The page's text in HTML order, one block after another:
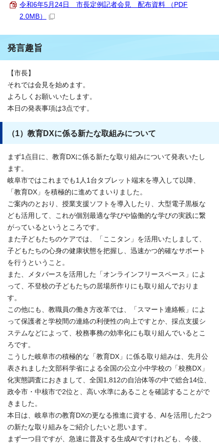
令和6年5月24日 市長定例記者会見 配布資料 （PDF
2.0MB）
発言趣旨
【市長】
それでは会見を始めます。
よろしくお願いいたします。
本日の発表事項は3点です。
（1）教育DXに係る新たな取組みについて
まず1点目に、教育DXに係る新たな取り組みについて発表いたし
ます。
岐阜市ではこれまでも1人1台タブレット端末を導入して以降、
「教育DX」を積極的に進めてまいりました。
ご案内のとおり、授業支援ソフトを導入したり、大型電子黒板な
ども活用して、これが個別最適な学びや協働的な学びの実践に繋
がっているというところです。
また子どもたちのケアでは、「ここタン」を活用いたしまして、
子どもたちの心身の健康状態を把握し、迅速かつ的確なサポート
を行うということ。
また、メタバースを活用した「オンラインフリースペース」によ
って、不登校の子どもたちの居場所作りにも取り組んでおりま
す。
この他にも、教職員の働き方改革では、「スマート連絡帳」によ
って保護者と学校間の連絡の利便性の向上ですとか、採点支援シ
ステムなどによって、校務事務の効率化にも取り組んでいるとこ
ろです。
こうした岐阜市の積極的な「教育DX」に係る取り組みは、先月公
表されました文部科学省による全国の公立小中学校の「校務DX」
化実態調査におきまして、全国1,812の自治体等の中で総合14位、
政令市・中核市で2位と、高い水準にあることを確認することがで
きました。
本日は、岐阜市の教育DXの更なる推進に資する、AIを活用した2つ
の新たな取り組みをご紹介したいと思います。
まず一つ目ですが、急速に普及する生成AIですけれども、今後、